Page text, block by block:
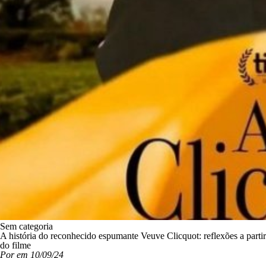
Sem categoria
A história do reconhecido espumante Veuve Clicquot: reflexões a partir
do filme
Por em 10/09/24